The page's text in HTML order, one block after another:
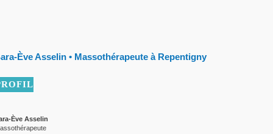
Ève Asselin • Massothérapeute à Repentigny
Ève Asselin